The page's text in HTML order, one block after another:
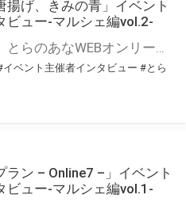
揚げ、きみの青」イベント
ビュー-マルシェ編vol.2-
こんにちは、とらのあなWEBオンリー運営スタッフです。 新たにお届けする、イベント主催者インタビュー-マルシェ編-は、 とらのあなWEBオンリー「マルシェ」をご利用の主催様に 「マルシェ」を使ってイベントを開催した感想や心がけをお聞きする企画です。 今回は、WEBオンリー初開催「駄菓子と唐揚げ、きみの青」より、 主催のぎこ六屋様にお話を伺いました。 協力：ぎこ六屋様／イベント公式Twitter（@krkgwks） とらのあなWEBオンリー「マルシェ」とは？ WEBオンリーでリアルタイムでコミュニケーションがとれるオンライン会場です。
イベント主催者インタビュー #とら
ラン – Online7 –」イベント
ビュー-マルシェ編vol.1-